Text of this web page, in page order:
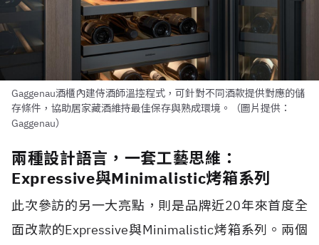
Gaggenau酒櫃內建侍酒師溫控程式，可針對不同酒款提供對應的儲
存條件，協助居家藏酒維持最佳保存與熟成環境。（圖片提供：
Gaggenau）
兩種設計語言，一套工藝思維：
Expressive與Minimalistic烤箱系列
此次參訪的另一大亮點，則是品牌近20年來首度全
面改款的Expressive與Minimalistic烤箱系列。兩個